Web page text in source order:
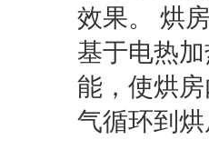
效果。 烘
基于电热
能，使烘
气循环到